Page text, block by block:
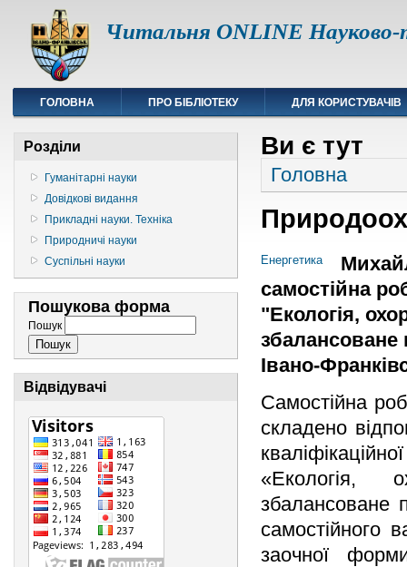
Читальня ONLINE Науково-
ГОЛОВНА ПРО БІБЛІОТЕКУ ДЛЯ КОРИСТУВАЧІВ
Розділи
Гуманітарні науки
Довідкові видання
Прикладні науки. Техніка
Природничі науки
Суспільні науки
Пошукова форма
Пошук
Відвідувачі
Ви є тут
Головна
Енергетика
самостійна
"Екологія,
Івано-
Самостійна
складено
«Екологія,
збалансоване
самостійного
заочної